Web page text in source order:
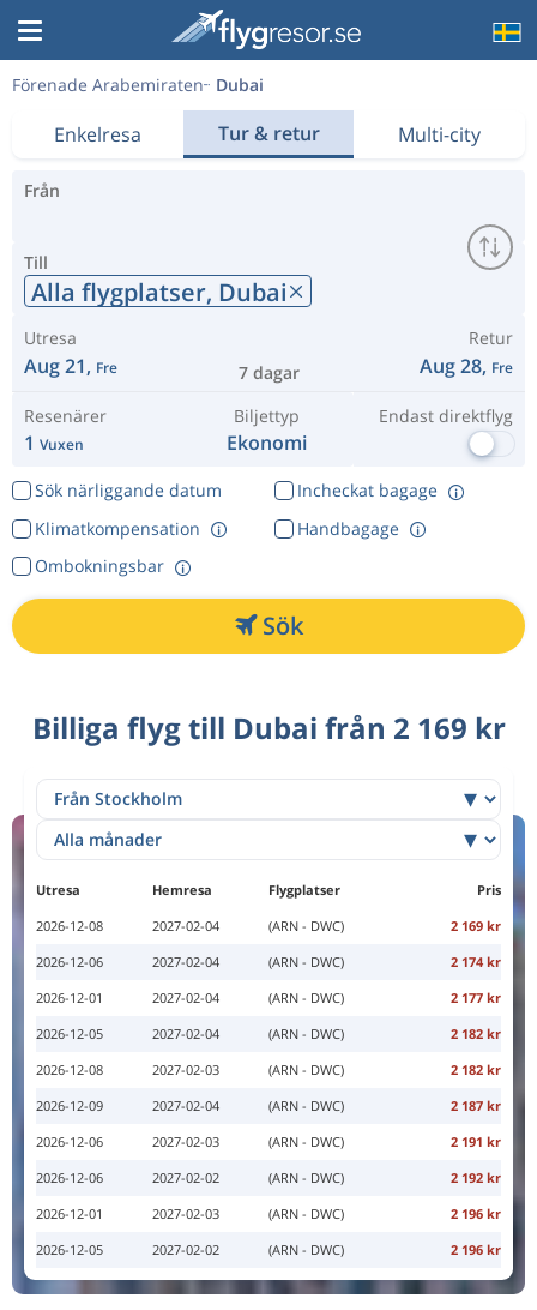
Förenade Arabemiraten Dubai
Enkelresa Tur & retur Multi-city
Från
Till
Alla flygplatser, Dubai
Utresa
Aug 21, Fre 7 dagar
Retur
Aug 28, Fre
Resenärer
1 Vuxen
Biljettyp
Ekonomi
Endast direktflyg
Sök närliggande datum
Incheckat bagage
Klimatkompensation
Ombokningsbar
Handbagage
Sök
Billiga flyg till Dubai från 2 169 kr
Utresa Hemresa Flygplatser
Pris
2026-12-08
2027-02-04 (ARN - DWC)
2 169 kr
2026-12-06
2027-02-04 (ARN - DWC)
2 174 kr
2026-12-01
2027-02-04 (ARN - DWC)
2 177 kr
2026-12-05
2027-02-04 (ARN - DWC)
2 182 kr
2026-12-08
2027-02-03 (ARN - DWC)
2 182 kr
2026-12-09
2027-02-04 (ARN - DWC)
2 187 kr
2026-12-06
2027-02-03 (ARN - DWC)
2 191 kr
2026-12-06
2027-02-02 (ARN - DWC)
2 192 kr
2026-12-01
2027-02-03 (ARN - DWC)
2 196 kr
2026-12-05
2027-02-02 (ARN - DWC) 2 196 kr